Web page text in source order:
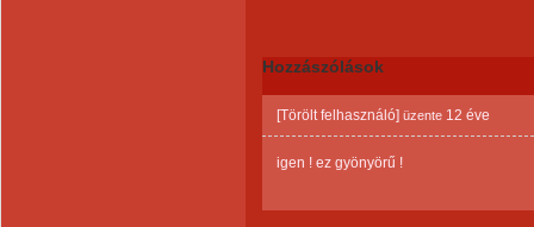
Hozzászólások
[Törölt felhasználó] üzente 12 éve
igen ! ez gyönyörű !